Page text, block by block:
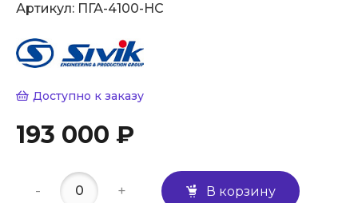
Артикул: ПГА-4100-НС
Доступно к заказу
193 000 ₽
- + В корзину